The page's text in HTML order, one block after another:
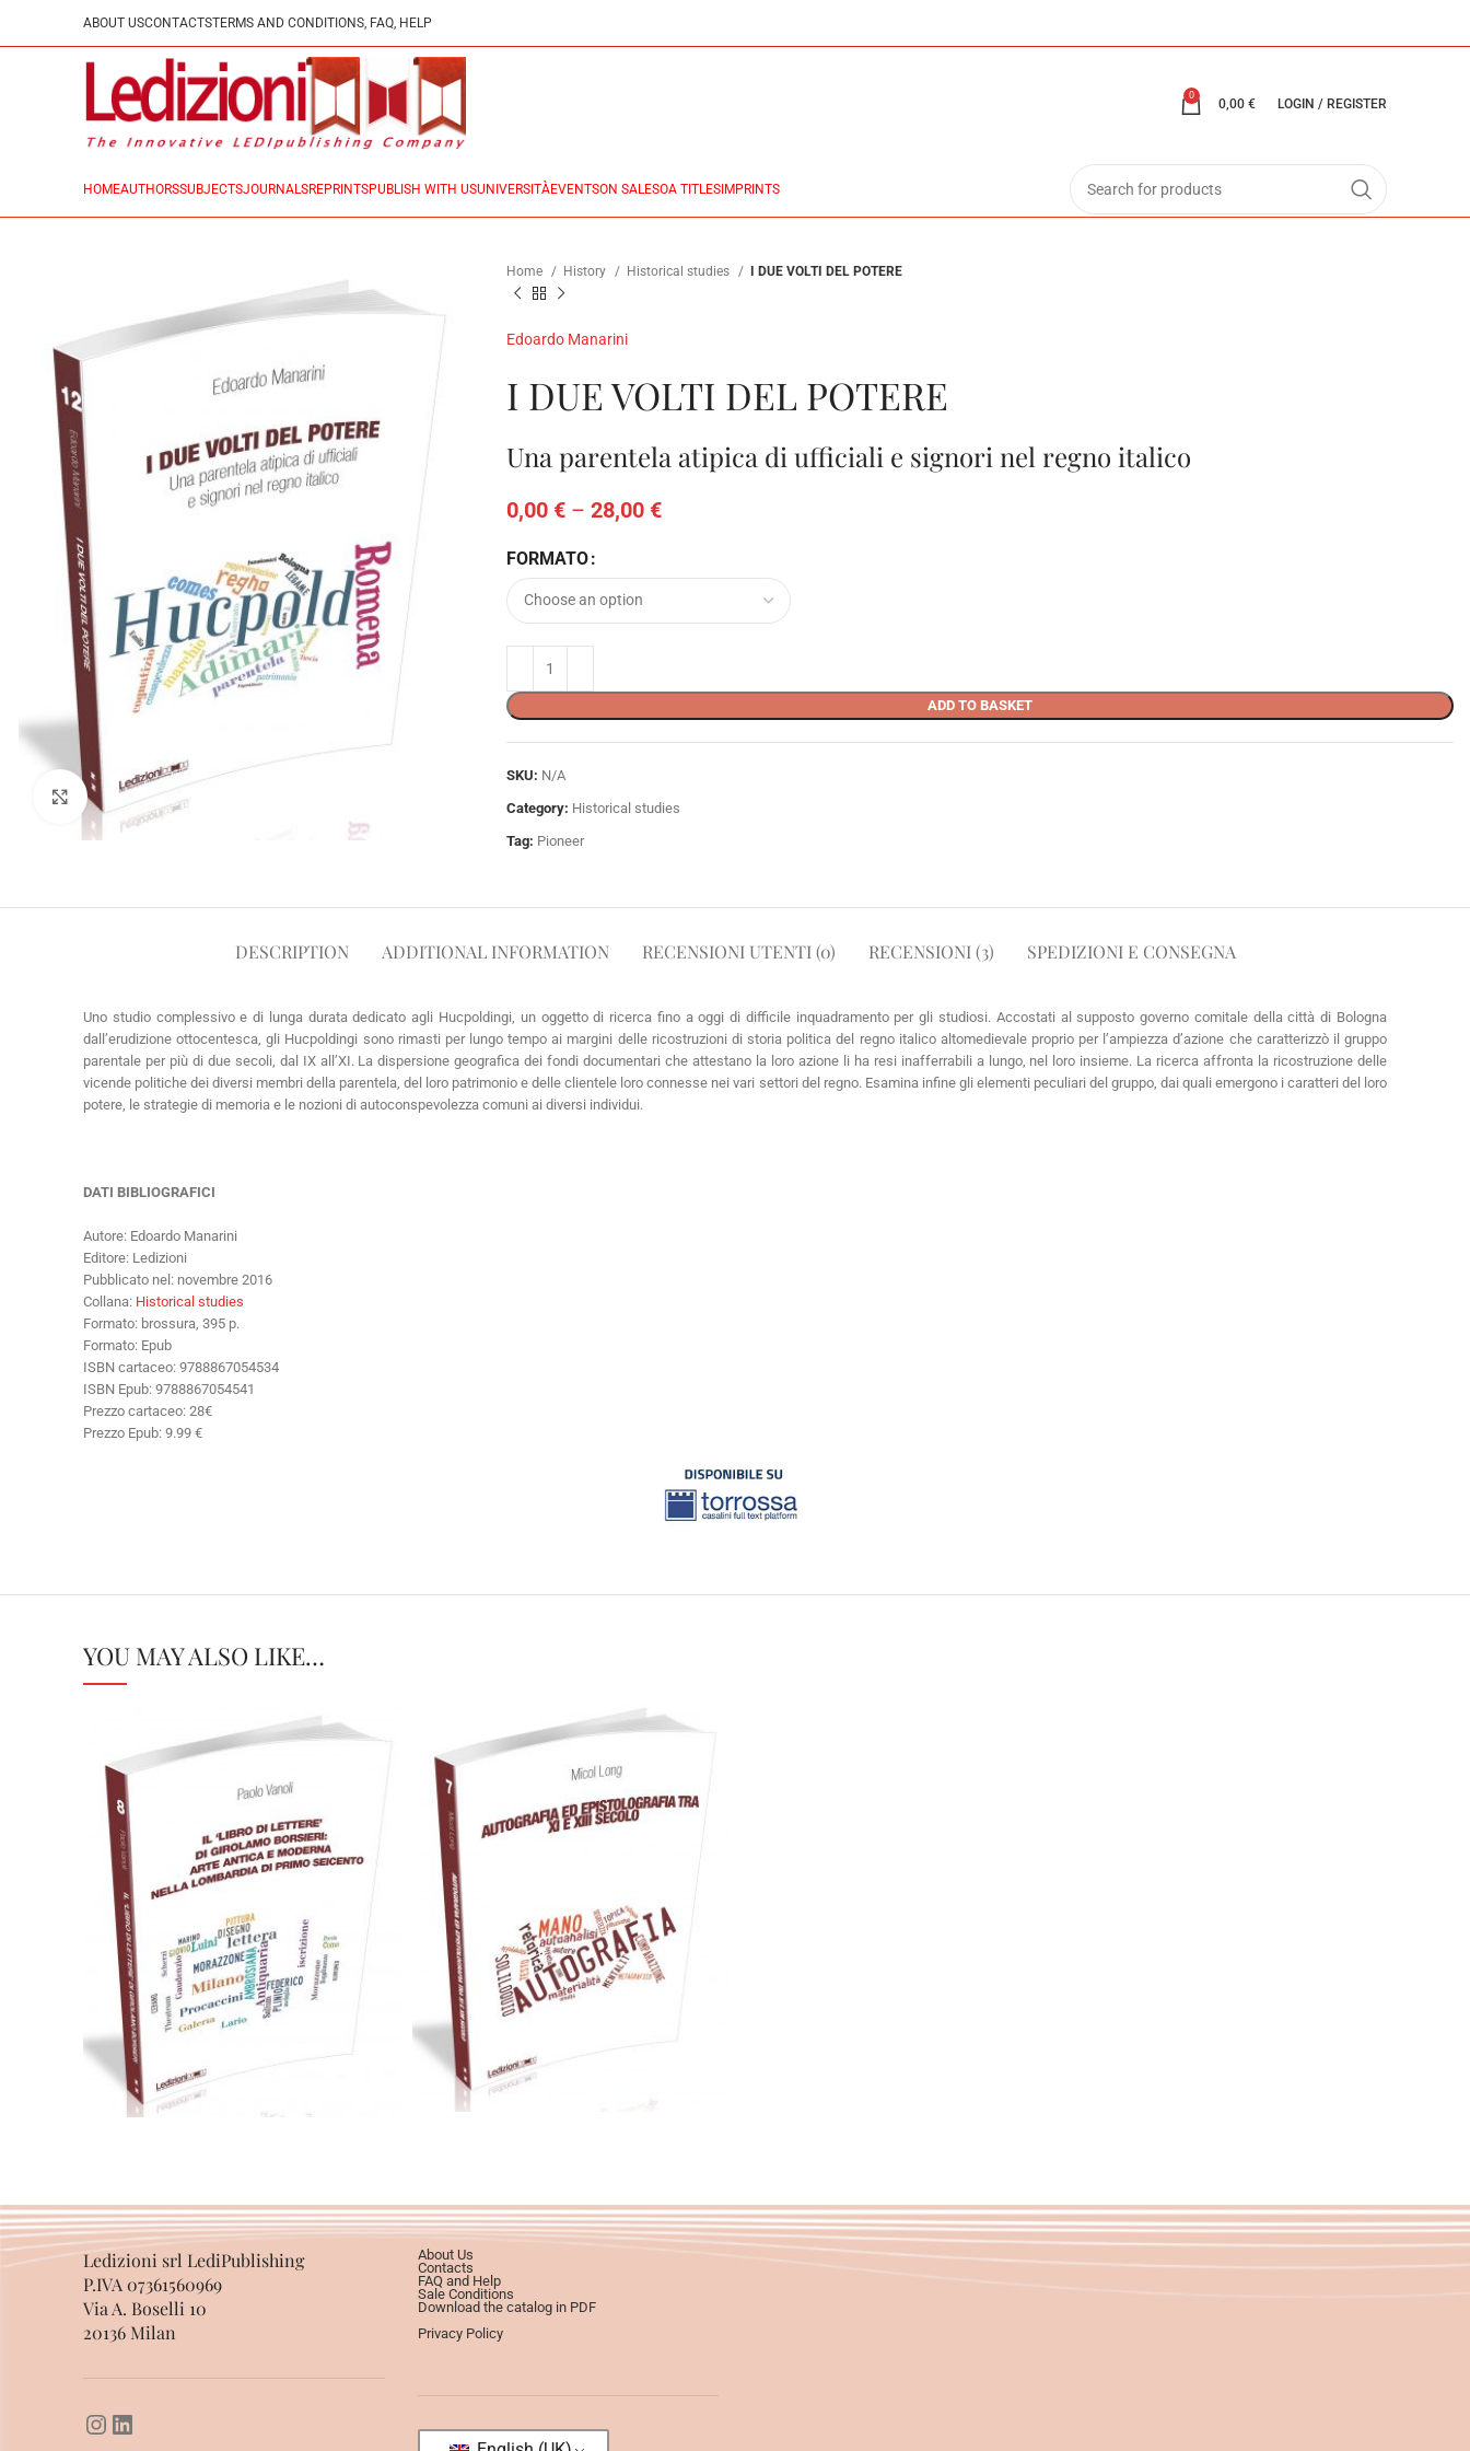
ABOUT USCONTACTSTERMS AND CONDITIONS, FAQ, HELP
0
0,00 € LOGIN / REGISTER
HOMEAUTHORSSUBJECTSJOURNALSREPRINTSPUBLISH WITH USUNIVERSITÀEVENTSON SALESOA TITLES IMPRINTS
Click to enlarge
Home History Historical studies I DUE VOLTI DEL POTERE
Edoardo Manarini
I DUE VOLTI DEL POTERE
Una parentela atipica di ufficiali e signori nel regno italico
0,00 € – 28,00 €
FORMATO
ADD TO BASKET
SKU: N/A
Category: Historical studies
Tag: Pioneer
DESCRIPTION ADDITIONAL INFORMATION RECENSIONI UTENTI (0) RECENSIONI (3) SPEDIZIONI E CONSEGNA
Uno studio complessivo e di lunga durata dedicato agli Hucpoldingi, un oggetto di ricerca fino a oggi di difficile inquadramento per gli studiosi. Accostati al supposto governo comitale della città di Bologna
dall’erudizione ottocentesca, gli Hucpoldingi sono rimasti per lungo tempo ai margini delle ricostruzioni di storia politica del regno italico altomedievale proprio per l’ampiezza d’azione che caratterizzò il gruppo
parentale per più di due secoli, dal IX all’XI. La dispersione geografica dei fondi documentari che attestano la loro azione li ha resi inafferrabili a lungo, nel loro insieme. La ricerca affronta la ricostruzione delle
vicende politiche dei diversi membri della parentela, del loro patrimonio e delle clientele loro connesse nei vari settori del regno. Esamina infine gli elementi peculiari del gruppo, dai quali emergono i caratteri del loro
potere, le strategie di memoria e le nozioni di autoconspevolezza comuni ai diversi individui.
DATI BIBLIOGRAFICI
Autore: Edoardo Manarini
Editore: Ledizioni
Pubblicato nel: novembre 2016
Collana: Historical studies
Formato: brossura, 395 p.
Formato: Epub
ISBN cartaceo: 9788867054534
ISBN Epub: 9788867054541
Prezzo cartaceo: 28€
Prezzo Epub: 9.99 €
YOU MAY ALSO LIKE…
CartaceoeBook in ePub
eBook in PDF
0,00€ 28,00€
CartaceoeBook in ePub
eBook in PDF
0,00€ 28,00€
Ledizioni srl LediPublishing
P.IVA 07361560969
Via A. Boselli 10
20136 Milan
About Us
Contacts
FAQ and Help
Sale Conditions
Download the catalog in PDF
Privacy Policy